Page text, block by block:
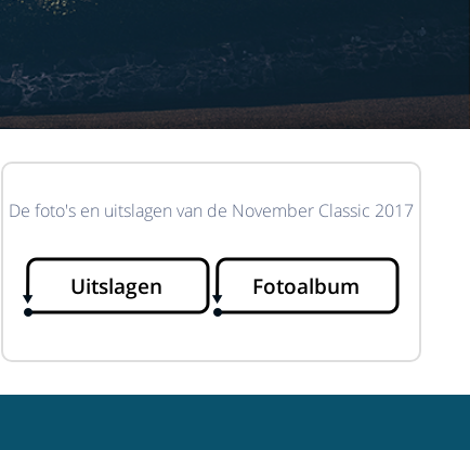
De foto's en uitslagen van de November Classic 2017
Uitslagen Fotoalbum